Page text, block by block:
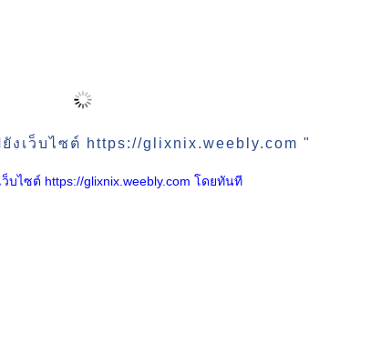
งเว็บไซต์ https://glixnix.weebly.com "
บไซต์ https://glixnix.weebly.com โดยทันที